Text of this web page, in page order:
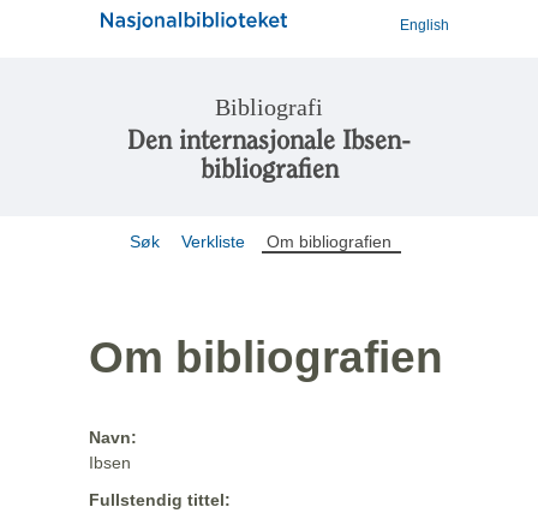
English
Bibliografi
Den internasjonale Ibsen-
bibliografien
Søk Verkliste Om bibliografien
Om bibliografien
Navn:
Ibsen
Fullstendig tittel: